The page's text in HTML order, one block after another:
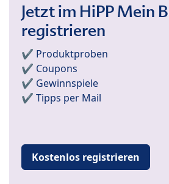
Jetzt im HiPP Mein
registrieren
✔️ Produktproben
✔️ Coupons
✔️ Gewinnspiele
✔️ Tipps per Mail
Kostenlos registrieren